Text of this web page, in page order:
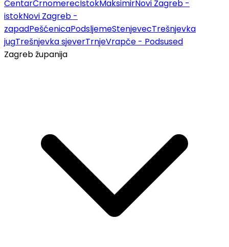
CentarČrnomerecIstokMaksimirNovi Zagreb -
istokNovi Zagreb -
zapadPešćenicaPodsljemeStenjevecTrešnjevka
jugTrešnjevka sjeverTrnjeVrapče - Podsused
Zagreb županija